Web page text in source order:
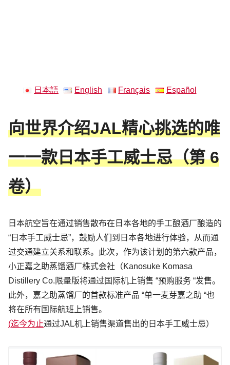
日本語 English Français Español
向世界介绍JAL精心挑选的唯
一一款日本手工威士忌（第 6
卷）
日本航空旨在通过销售散布在日本各地的手工酿酒厂酿造的
“日本手工威士忌”，鼓励人们到日本各地进行体验，从而通
过交通建立关系和联系。此次，作为该计划的第六款产品，
小正嘉之助蒸馏酒厂株式会社（Kanosuke Komasa
Distillery Co.限量版将通过国际机上销售 “预购服务 “发售。
此外，嘉之助蒸馏厂的首款标准产品 “单一麦芽嘉之助 “也
将在所有国际航班上销售。
(迄今为止通过JAL机上销售渠道售出的日本手工威士忌）